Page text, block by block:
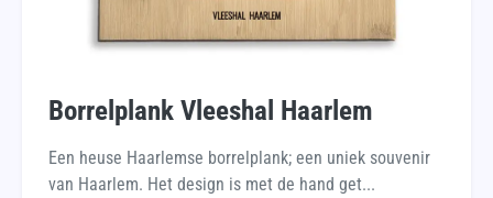
Borrelplank Vleeshal Haarlem
Een heuse Haarlemse borrelplank; een uniek souvenir
van Haarlem. Het design is met de hand get...